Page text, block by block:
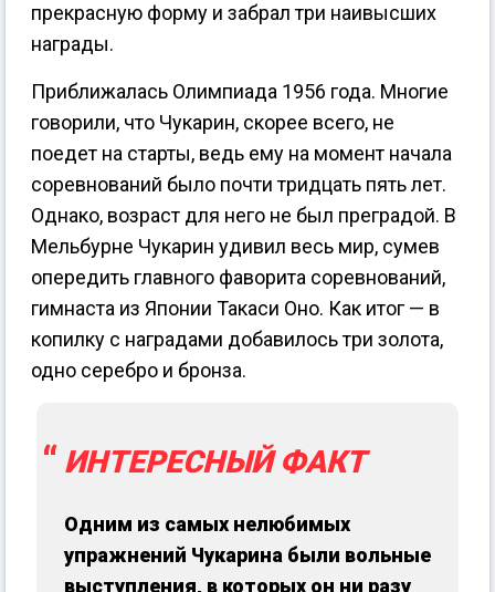
прекрасную форму и забрал три наивысших
награды.
Приближалась Олимпиада 1956 года. Многие
говорили, что Чукарин, скорее всего, не
поедет на старты, ведь ему на момент начала
соревнований было почти тридцать пять лет.
Однако, возраст для него не был преградой. В
Мельбурне Чукарин удивил весь мир, сумев
опередить главного фаворита соревнований,
гимнаста из Японии Такаси Оно. Как итог — в
копилку с наградами добавилось три золота,
одно серебро и бронза.
ИНТЕРЕСНЫЙ ФАКТ
Одним из самых нелюбимых
упражнений Чукарина были вольные
выступления, в которых он ни разу